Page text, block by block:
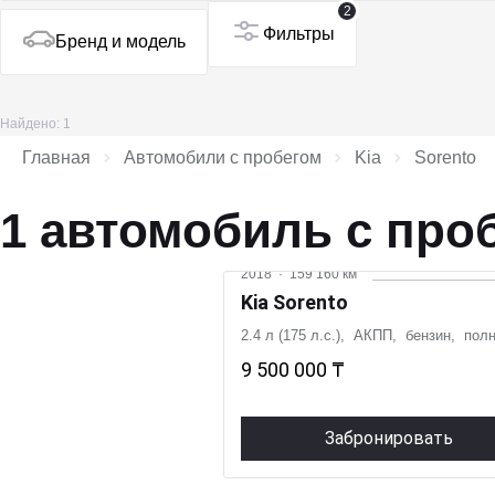
Бренд и модель
2
Фильтры
Найдено: 1
Главная Автомобили с пробегом Kia Sorento
1 автомобиль с
2018·159 160 км
Kia Sorento
2.4 л (175 л.с.), АКПП, бензин,
9 500 000 ₸
Забронировать